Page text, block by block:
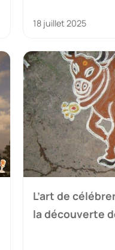
18 juillet 2025
L’art de
la découverte